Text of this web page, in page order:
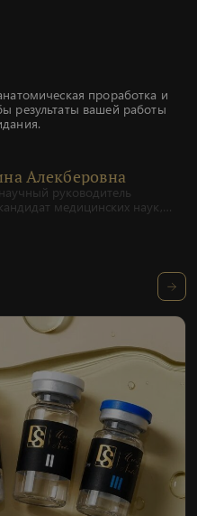
проработка и
результаты вашей работы
Алекберовна
руководитель
медицинских наук,